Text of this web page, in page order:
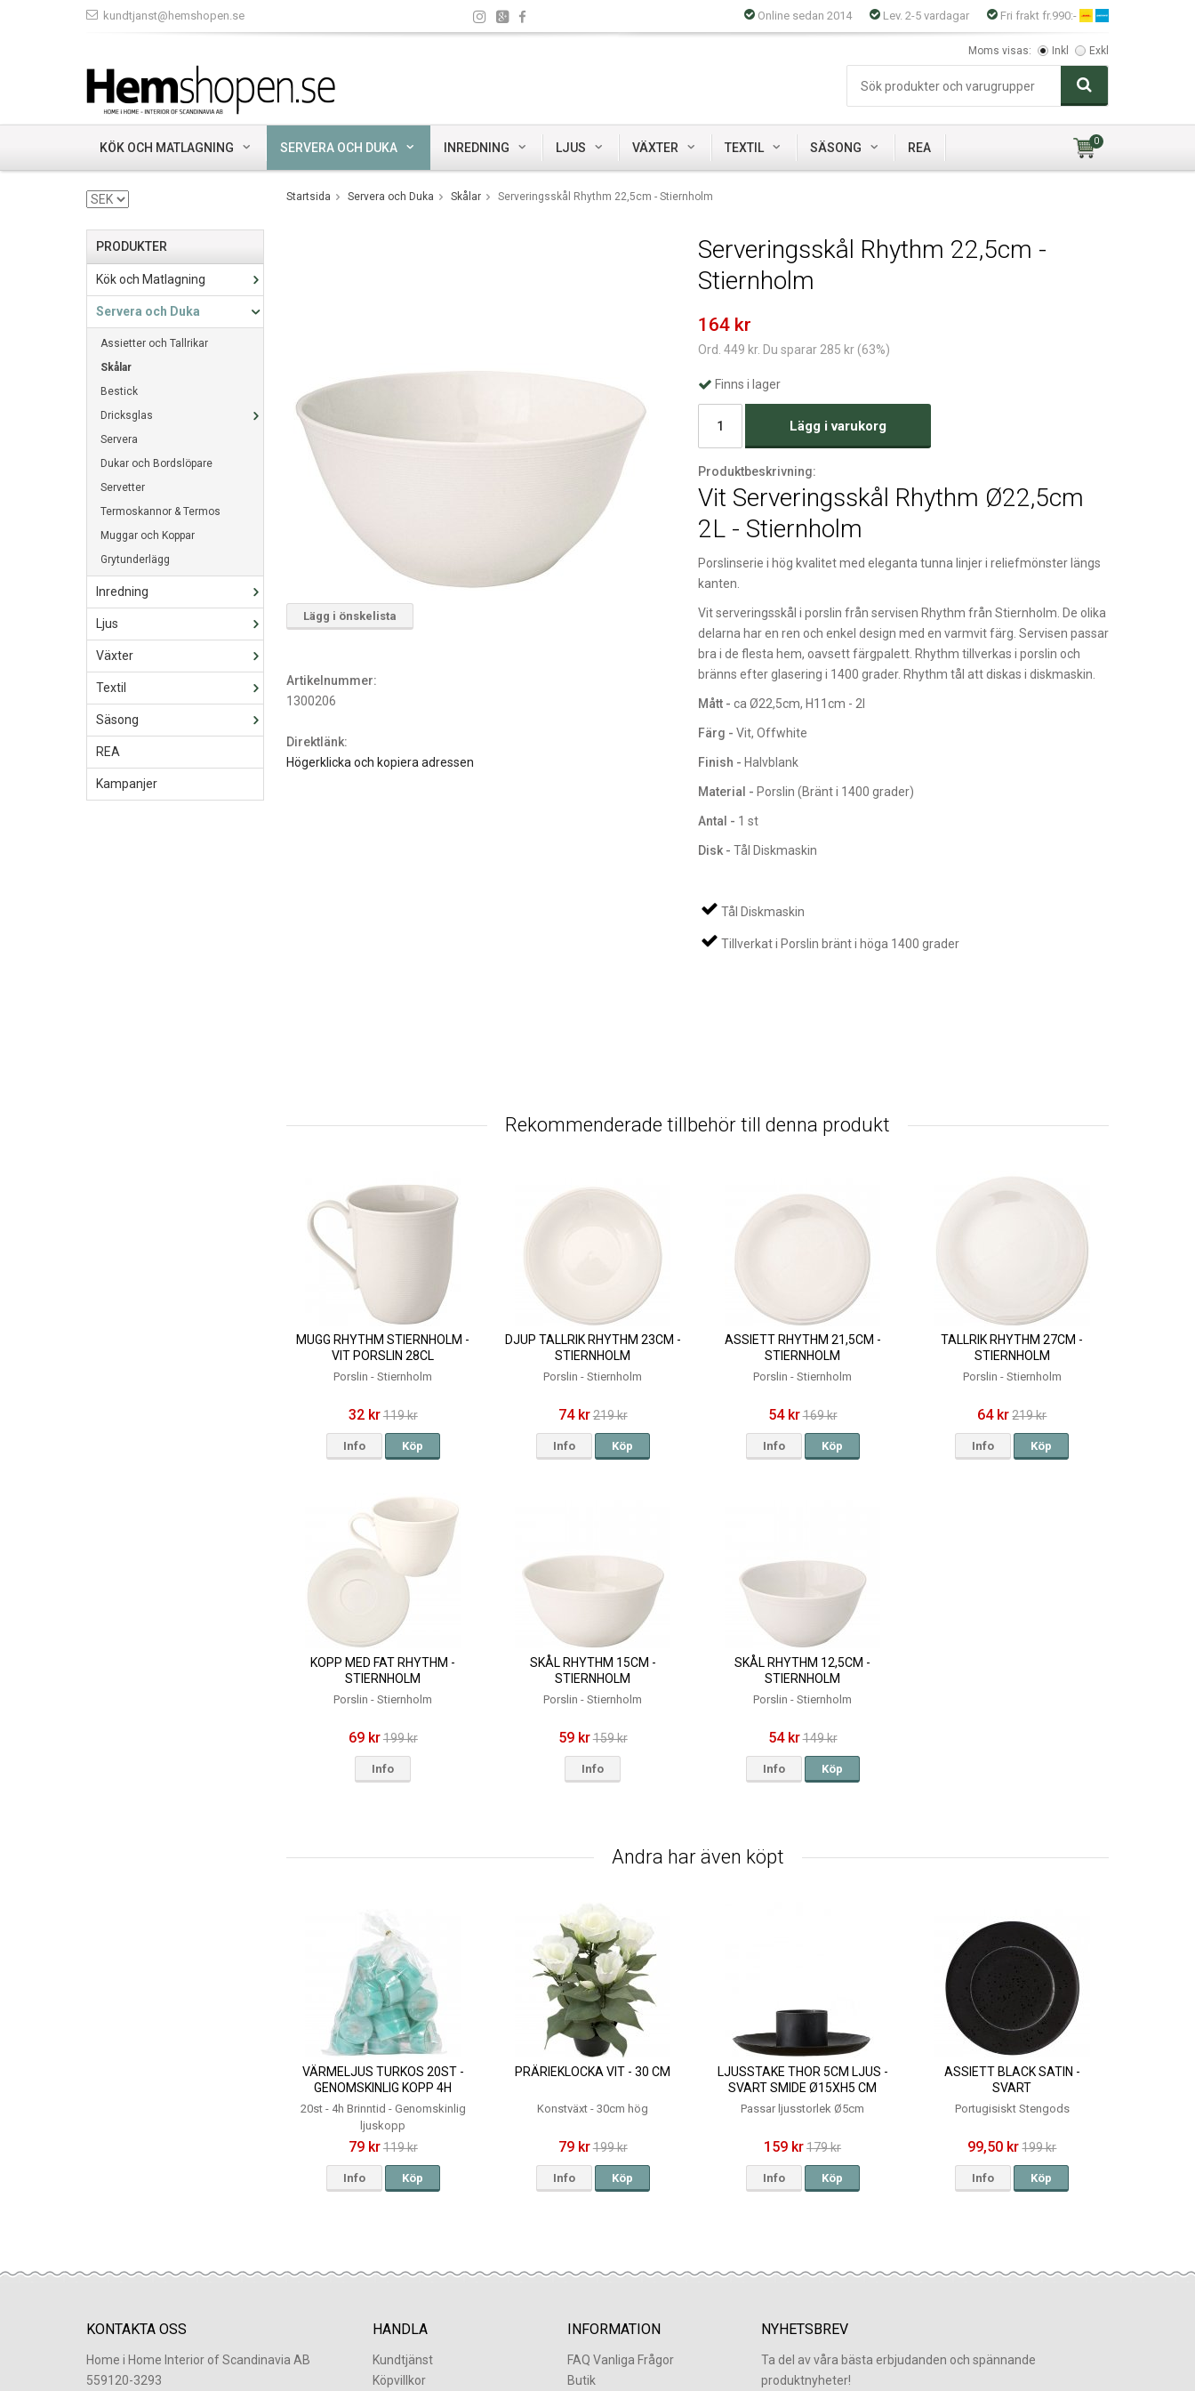
kundtjanst@hemshopen.se Online sedan 2014 Lev. 2-5 vardagar Fri frakt fr.990:-
Moms visas: Inkl Exkl
KÖK OCH MATLAGNING SERVERA OCH DUKA INREDNING LJUS VÄXTER TEXTIL SÄSONG REA 0
PRODUKTER
Kök och Matlagning
Servera och Duka
Assietter och Tallrikar
Skålar
Bestick
Dricksglas
Servera
Dukar och Bordslöpare
Servetter
Termoskannor & Termos
Muggar och Koppar
Grytunderlägg
Inredning
Ljus
Växter
Textil
Säsong
REA
Kampanjer
Startsida Servera och Duka Skålar Serveringsskål Rhythm 22,5cm - Stiernholm
Serveringsskål Rhythm 22,5cm -
Stiernholm
164 kr
Ord. 449 kr. Du sparar 285 kr (63%)
Finns i lager
Lägg i varukorg
Produktbeskrivning:
Vit Serveringsskål Rhythm Ø22,5cm
2L - Stiernholm
Porslinserie i hög kvalitet med eleganta tunna linjer i reliefmönster längs
kanten.
Vit serveringsskål i porslin från servisen Rhythm från Stiernholm. De olika
delarna har en ren och enkel design med en varmvit färg. Servisen passar
bra i de flesta hem, oavsett färgpalett. Rhythm tillverkas i porslin och
bränns efter glasering i 1400 grader. Rhythm tål att diskas i diskmaskin.
Mått - ca Ø22,5cm, H11cm - 2l
Färg - Vit, Offwhite
Finish - Halvblank
Material - Porslin (Bränt i 1400 grader)
Antal - 1 st
Disk - Tål Diskmaskin
Tål Diskmaskin
Tillverkat i Porslin bränt i höga 1400 grader
Lägg i önskelista
Artikelnummer:
1300206
Direktlänk:
Högerklicka och kopiera adressen
Rekommenderade tillbehör till denna produkt
MUGG RHYTHM STIERNHOLM -
VIT PORSLIN 28CL
Porslin - Stiernholm
32 kr119 kr
Info Köp
DJUP TALLRIK RHYTHM 23CM -
STIERNHOLM
Porslin - Stiernholm
74 kr219 kr
Info Köp
ASSIETT RHYTHM 21,5CM -
STIERNHOLM
Porslin - Stiernholm
54 kr169 kr
Info Köp
TALLRIK RHYTHM 27CM -
STIERNHOLM
Porslin - Stiernholm
64 kr 219 kr
Info Köp
KOPP MED FAT RHYTHM -
STIERNHOLM
Porslin - Stiernholm
69 kr199 kr
Info
SKÅL RHYTHM 15CM -
STIERNHOLM
Porslin - Stiernholm
59 kr159 kr
Info
SKÅL RHYTHM 12,5CM -
STIERNHOLM
Porslin - Stiernholm
54 kr149 kr
Info Köp
Andra har även köpt
VÄRMELJUS TURKOS 20ST -
GENOMSKINLIG KOPP 4H
20st - 4h Brinntid - Genomskinlig
ljuskopp
79 kr119 kr
Info Köp
PRÄRIEKLOCKA VIT - 30 CM
Konstväxt - 30cm hög
79 kr199 kr
Info Köp
LJUSSTAKE THOR 5CM LJUS -
SVART SMIDE Ø15XH5 CM
Passar ljusstorlek Ø5cm
159 kr179 kr
Info Köp
ASSIETT BLACK SATIN -
SVART
Portugisiskt Stengods
99,50 kr 199 kr
Info Köp
KONTAKTA OSS
Home i Home Interior of Scandinavia AB
559120-3293
HANDLA
Kundtjänst
Köpvillkor
INFORMATION
FAQ Vanliga Frågor
Butik
NYHETSBREV
Ta del av våra bästa erbjudanden och spännande
produktnyheter!